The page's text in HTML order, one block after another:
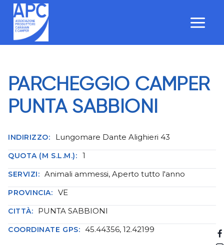
Salta
contenuto
PARCHEGGIO CAMPER
PUNTA SABBIONI
INDIRIZZO: Lungomare Dante Alighieri 43
QUOTA (M S.L.M.): 1
SERVIZI: Animali ammessi, Aperto tutto l'anno
PROVINCIA: VE
CITTÀ: PUNTA SABBIONI
COORDINATE GPS: 45.44356, 12.42199